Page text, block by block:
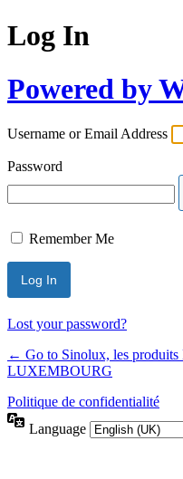
Log In
Powered by
Username or Email Address
Password
Remember Me
Lost your password?
← Go to Sinolux, les
LUXEMBOURG
Politique de confidentialité
Language